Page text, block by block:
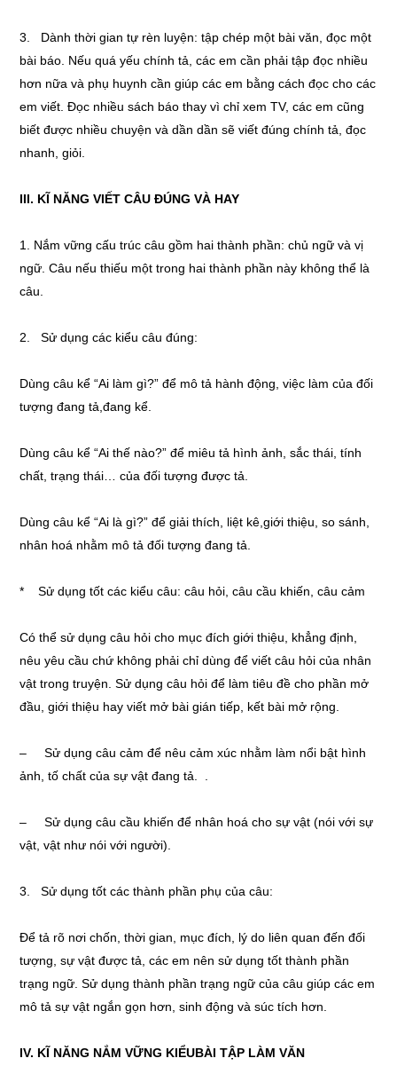
3. Dành thời gian tự rèn luyện: tập chép một bài văn, đọc một
bài báo. Nếu quá yếu chính tả, các em cần phải tập đọc nhiều
hơn nữa và phụ huynh cần giúp các em bằng cách đọc cho các
em viết. Đọc nhiều sách báo thay vì chỉ xem TV, các em cũng
biết được nhiều chuyện và dần dần sẽ viết đúng chính tả, đọc
nhanh, giỏi.
III. KĨ NĂNG VIẾT CÂU ĐÚNG VÀ HAY
1. Nắm vững cấu trúc câu gồm hai thành phần: chủ ngữ và vị
ngữ. Câu nếu thiếu một trong hai thành phần này không thể là
câu.
2. Sử dụng các kiểu câu đúng:
Dùng câu kể “Ai làm gì?” để mô tả hành động, việc làm của đối
tượng đang tả,đang kể.
Dùng câu kể “Ai thế nào?” để miêu tả hình ảnh, sắc thái, tính
chất, trạng thái… của đối tượng được tả.
Dùng câu kể “Ai là gì?” để giải thích, liệt kê,giới thiệu, so sánh,
nhân hoá nhằm mô tả đối tượng đang tả.
* Sử dụng tốt các kiểu câu: câu hỏi, câu cầu khiến, câu cảm
Có thể sử dụng câu hỏi cho mục đích giới thiệu, khẳng định,
nêu yêu cầu chứ không phải chỉ dùng để viết câu hỏi của nhân
vật trong truyện. Sử dụng câu hỏi để làm tiêu đề cho phần mở
đầu, giới thiệu hay viết mở bài gián tiếp, kết bài mở rộng.
– Sử dụng câu cảm để nêu cảm xúc nhằm làm nổi bật hình
ảnh, tố chất của sự vật đang tả. .
– Sử dụng câu cầu khiến để nhân hoá cho sự vật (nói với sự
vật, vật như nói với người).
3. Sử dụng tốt các thành phần phụ của câu:
Để tả rõ nơi chốn, thời gian, mục đích, lý do liên quan đến đối
tượng, sự vật được tả, các em nên sử dụng tốt thành phần
trạng ngữ. Sử dụng thành phần trạng ngữ của câu giúp các em
mô tả sự vật ngắn gọn hơn, sinh động và súc tích hơn.
IV. KĨ NĂNG NẮM VỮNG KIỂUBÀI TẬP LÀM VĂN